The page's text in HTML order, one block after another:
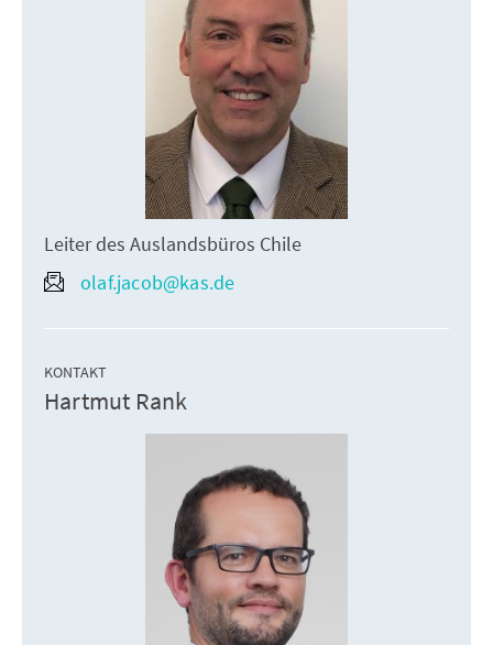
Leiter des Auslandsbüros Chile
olaf.jacob@kas.de
KONTAKT
Hartmut Rank